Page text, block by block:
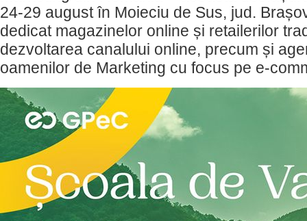
24-29 august în Moieciu de Sus, jud.
dedicat magazinelor online și retailerilor
dezvoltarea canalului online, precum și
oamenilor de Marketing cu focus pe e-